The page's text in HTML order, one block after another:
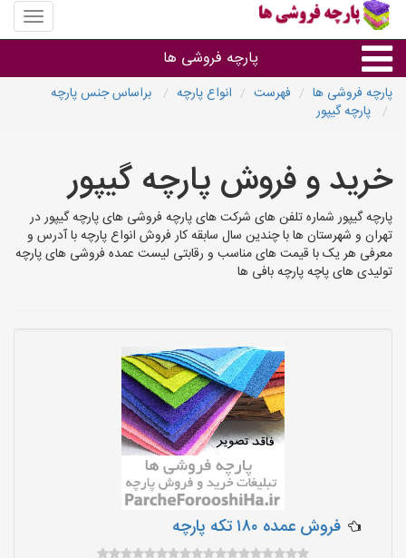
منوی
سایت
فروشی
پارچه فروشی ها
پارچه براساس رنگ طرح و کاربرد
پارچه فروشی های هر شهر
پارچه فروشی ها فهرست انواع پارچه
براساس جنس پارچه
پارچه گیپور
خرید و فروش پارچه گیپور
پارچه گیپور شماره تلفن های شرکت های پارچه فروشی های پارچه گیپور در
تهران و شهرستان ها با چندین سال سابقه کار فروش انواع پارچه با آدرس و
معرفی هر یک با قیمت های مناسب و رقابتی لیست عمده فروشی های پارچه
تولیدی های پاچه پارچه بافی ها
فروش عمده ۱۸۰ تکه پارچه